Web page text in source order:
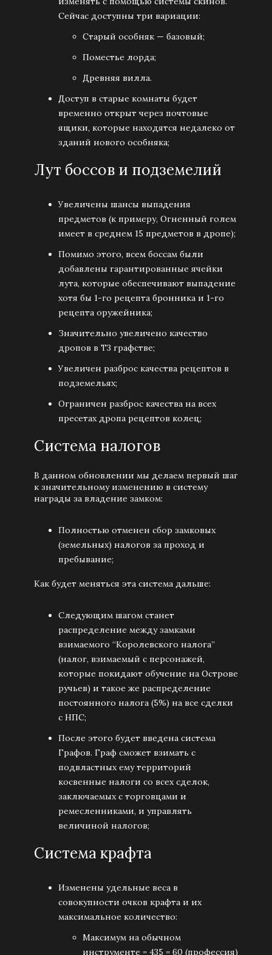
Сейчас доступны три вариации:
Старый особняк — базовый;
Поместье лорда;
Древняя вилла.
Доступ в старые комнаты будет
временно открыт через почтовые
ящики, которые находятся недалеко от
зданий нового особняка;
Лут боссов и подземелий
Увеличены шансы выпадения
предметов (к примеру, Огненный голем
имеет в среднем 15 предметов в дропе);
Помимо этого, всем боссам были
добавлены гарантированные ячейки
лута, которые обеспечивают выпадение
хотя бы 1-го рецепта бронника и 1-го
рецепта оружейника;
Значительно увеличено качество
дропов в Т3 графстве;
Увеличен разброс качества рецептов в
подземельях;
Ограничен разброс качества на всех
пресетах дропа рецептов колец;
Система налогов
В данном обновлении мы делаем первый шаг
к значительному изменению в систему
награды за владение замком:
Полностью отменен сбор замковых
(земельных) налогов за проход и
пребывание;
Как будет меняться эта система дальше:
Следующим шагом станет
распределение между замками
взимаемого “Королевского налога”
(налог, взимаемый с персонажей,
которые покидают обучение на Острове
ручьев) и такое же распределение
постоянного налога (5%) на все сделки
с НПС;
После этого будет введена система
Графов. Граф сможет взимать с
подвластных ему территорий
косвенные налоги со всех сделок,
заключаемых с торговцами и
ремесленниками, и управлять
величиной налогов;
Система крафта
Изменены удельные веса в
совокупности очков крафта и их
максимальное количество:
Максимум на обычном
инструменте = 435 = 60 (профессия)